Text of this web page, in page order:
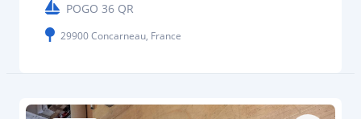
POGO 36 QR
29900 Concarneau, France